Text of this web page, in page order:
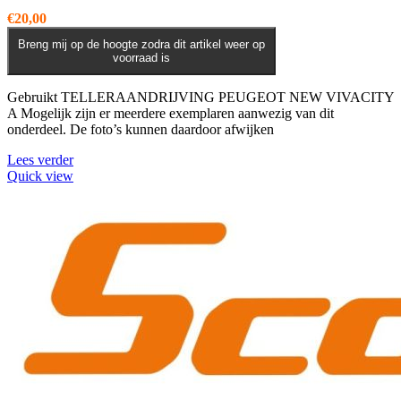
€20,00
Breng mij op de hoogte zodra dit artikel weer op
voorraad is
Gebruikt TELLERAANDRIJVING PEUGEOT NEW VIVACITY
A Mogelijk zijn er meerdere exemplaren aanwezig van dit
onderdeel. De foto’s kunnen daardoor afwijken
Lees verder
Quick view